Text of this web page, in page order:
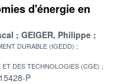
d'énergie en
GEIGER, Philippe
DURABLE (IGEDD)
DES TECHNOLOGIES (CGE)
P